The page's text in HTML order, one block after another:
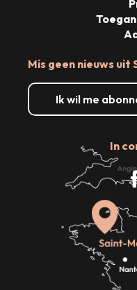
Mis geen nieuws uit
Ik wil me
In